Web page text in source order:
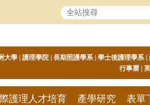
大學 | 護理學院 | 長期照護學系 | 學士後護理學系 |
行事曆 |
護理人才培育 產學研究 表單